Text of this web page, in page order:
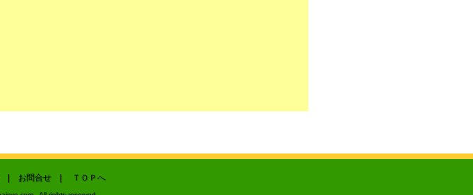
お問合せ| ＴＯＰへ